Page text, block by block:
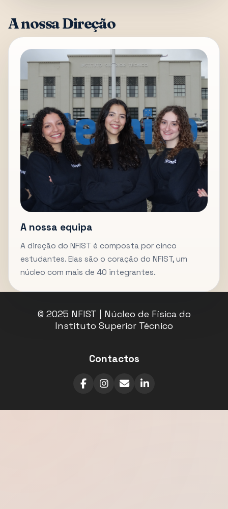
A nossa Direção
A nossa equipa
A direção do NFIST é composta por cinco
estudantes. Elas são o coração do NFIST, um
núcleo com mais de 40 integrantes.
© 2025 NFIST | Núcleo de Física do
Instituto Superior Técnico
Contactos